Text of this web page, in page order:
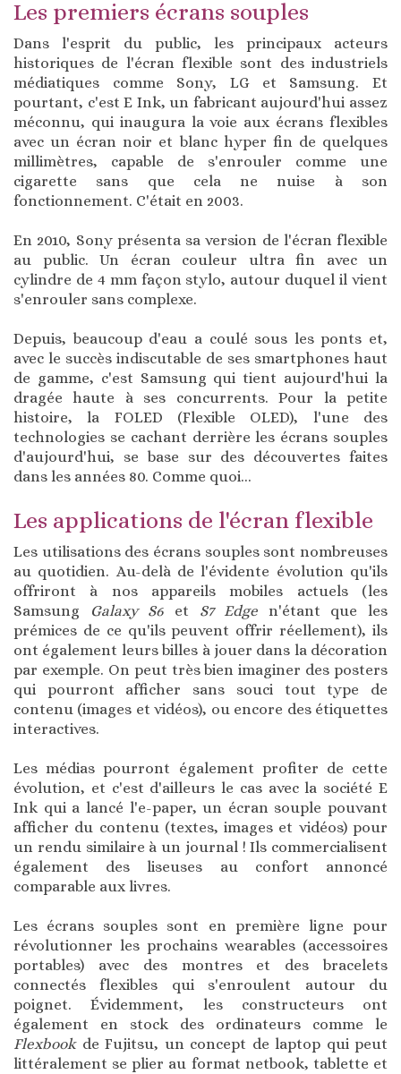
Les premiers écrans souples
Dans l'esprit du public, les principaux acteurs
historiques de l'écran flexible sont des industriels
médiatiques comme Sony, LG et Samsung. Et
pourtant, c'est E Ink, un fabricant aujourd'hui assez
méconnu, qui inaugura la voie aux écrans flexibles
avec un écran noir et blanc hyper fin de quelques
millimètres, capable de s'enrouler comme une
cigarette sans que cela ne nuise à son
fonctionnement. C'était en 2003.
En 2010, Sony présenta sa version de l'écran flexible
au public. Un écran couleur ultra fin avec un
cylindre de 4 mm façon stylo, autour duquel il vient
s'enrouler sans complexe.
Depuis, beaucoup d'eau a coulé sous les ponts et,
avec le succès indiscutable de ses smartphones haut
de gamme, c'est Samsung qui tient aujourd'hui la
dragée haute à ses concurrents. Pour la petite
histoire, la FOLED (Flexible OLED), l'une des
technologies se cachant derrière les écrans souples
d'aujourd'hui, se base sur des découvertes faites
dans les années 80. Comme quoi...
Les applications de l'écran flexible
Les utilisations des écrans souples sont nombreuses
au quotidien. Au-delà de l'évidente évolution qu'ils
offriront à nos appareils mobiles actuels (les
Samsung
Galaxy S6 et S7 Edge n'étant que les
prémices de ce qu'ils peuvent offrir réellement), ils
ont également leurs billes à jouer dans la décoration
par exemple. On peut très bien imaginer des posters
qui pourront afficher sans souci tout type de
contenu (images et vidéos), ou encore des étiquettes
interactives.
Les médias pourront également profiter de cette
évolution, et c'est d'ailleurs le cas avec la société E
Ink qui a lancé l'e-paper, un écran souple pouvant
afficher du contenu (textes, images et vidéos) pour
un rendu similaire à un journal ! Ils commercialisent
également des liseuses au confort annoncé
comparable aux livres.
Les écrans souples sont en première ligne pour
révolutionner les prochains wearables (accessoires
portables) avec des montres et des bracelets
connectés flexibles qui s'enroulent autour du
poignet. Évidemment, les constructeurs ont
également en stock des ordinateurs comme le
Flexbookde Fujitsu, un concept de laptop qui peut
littéralement se plier au format netbook, tablette et